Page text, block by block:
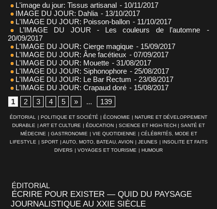
L'image du jour: Tissus artisanal - 10/11/2017
IMAGE DU JOUR: Dahlia - 13/10/2017
L'IMAGE DU JOUR: Poisson-ballon - 11/10/2017
L’IMAGE DU JOUR - Les couleurs de l’automne
-
20/09/2017
L'IMAGE DU JOUR: Cierge magique - 15/09/2017
L'IMAGE DU JOUR: Âne facétieux - 07/09/2017
L'IMAGE DU JOUR: Mouette - 31/08/2017
L'IMAGE DU JOUR: Siphonophore - 25/08/2017
L'IMAGE DU JOUR: Le Bar Rectum - 23/08/2017
L'IMAGE DU JOUR: Crapaud doré - 15/08/2017
1
2 3 4 5 » ... 139
ÉDITORIAL | POLITIQUE ET SOCIÉTÉ | ÉCONOMIE | NATURE ET DÉVELOPPEMENT
DURABLE | ART ET CULTURE | ÉDUCATION | SCIENCE ET HIGH-TECH | SANTÉ ET
MÉDECINE | GASTRONOMIE | VIE QUOTIDIENNE | CÉLÉBRITÉS, MODE ET
LIFESTYLE | SPORT | AUTO, MOTO, BATEAU, AVION | JEUNES | INSOLITE ET FAITS
DIVERS | VOYAGES ET TOURISME | HUMOUR
ÉDITORIAL
ÉCRIRE POUR EXISTER — QUID DU PAYSAGE
JOURNALISTIQUE AU XXIE SIÈCLE